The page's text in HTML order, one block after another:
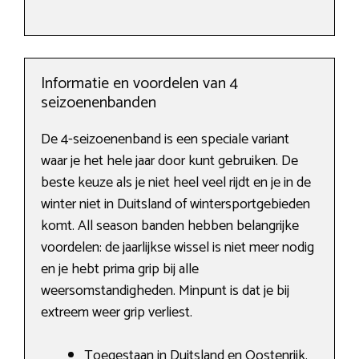
Informatie en voordelen van 4
seizoenenbanden
De 4-seizoenenband is een speciale variant
waar je het hele jaar door kunt gebruiken. De
beste keuze als je niet heel veel rijdt en je in de
winter niet in Duitsland of wintersportgebieden
komt. All season banden hebben belangrijke
voordelen: de jaarlijkse wissel is niet meer nodig
en je hebt prima grip bij alle
weersomstandigheden. Minpunt is dat je bij
extreem weer grip verliest.